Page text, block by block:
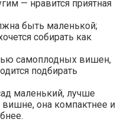
— нравится приятная
быть маленькой;
собирать как
самоплодных вишен,
подбирать
маленький, лучше
вишне, она компактнее и